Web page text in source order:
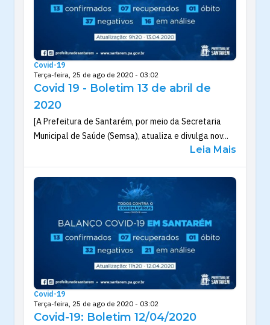
Covid-19
Terça-feira, 25 de ago de 2020 - 03:02
Covid 19 - Boletim 13 de abril de
2020
[A Prefeitura de Santarém, por meio da Secretaria
Municipal de Saúde (Semsa), atualiza e divulga nov...
Leia Mais
Covid-19
Terça-feira, 25 de ago de 2020 - 03:02
Covid-19: Boletim 12/04/2020